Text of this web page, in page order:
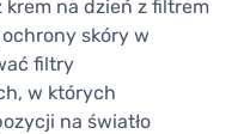
na dzień z filtrem
skóry w
filtry
w których
na światło